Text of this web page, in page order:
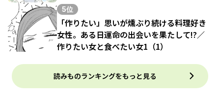
5位
「作りたい」思いが燻ぶり続ける料理好き
女性。ある日運命の出会いを果たして!?／
作りたい女と食べたい女1（1）
読みものランキングをもっと見る